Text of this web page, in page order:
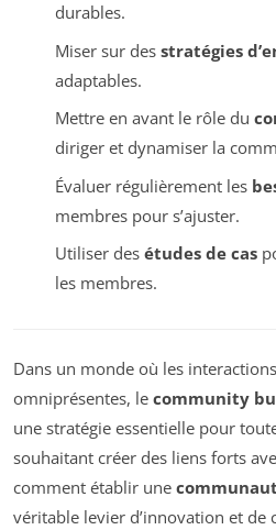
durables.
Miser sur des stratégies
adaptables.
Mettre en avant le rôle du
diriger et dynamiser la
Évaluer régulièrement les
membres pour s’ajuster.
Utiliser des études de cas
les membres.
Dans un monde où les
omniprésentes, le community
une stratégie essentielle pour
souhaitant créer des liens forts
comment établir une
véritable levier d’innovation et de